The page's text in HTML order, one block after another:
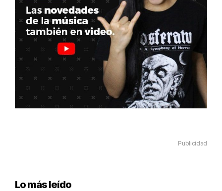
Publicidad
Lo más leído